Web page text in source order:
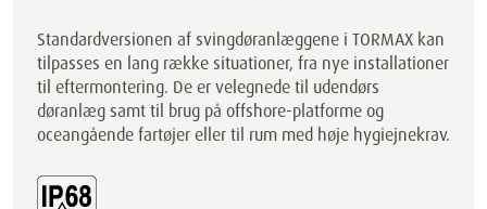
Standardversionen af svingdøranlæggene i TORMAX kan
tilpasses en lang række situationer, fra nye installationer
til eftermontering. De er velegnede til udendørs
døranlæg samt til brug på offshore-platforme og
oceangående fartøjer eller til rum med høje hygiejnekrav.